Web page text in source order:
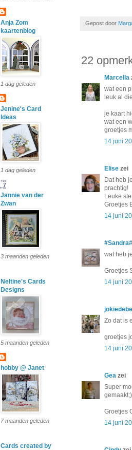
Gepost door
22
Marcella
wat een
leuk al
je kaart
wat een
groetjes
14 juni
Elise zei
Dat heb
prachtig!
Leuke
Groetjes
14 juni
#Sandra#
wat heb
Groetjes
14 juni
Zo dat is
groetjes
14 juni
Gea zei
Super
gemaakt;)
Groetjes
14 juni
Anja Zom
kaartenblog
1 dag geleden
Jenine's Card
Ideas
1 dag geleden
Jannie van der
Zwan
3 maanden geleden
Neltine's Cards
Designs
5 maanden geleden
hobby @ Janet
7 maanden geleden
Cards created by